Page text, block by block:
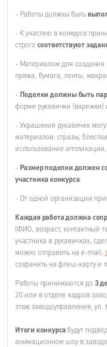
- Работы должны быть
- К участию в конкурсе
строго соответствуют
- Материалом для создания
пряжа, бумага, ленты,
- Поделки должны быть
форме рукавички (варежки)
- Украшения рукавичек
материалов: стразы,
использование
- Размер поделки должен
участника конкурса
- От одной организации
Каждая работа должна
(ФИО, возраст, контактный
участника в рукавичках,
можно отправить на e-mail:
сохранить на флеш-карту и
Работы принимаются до 3
20 или в отделе кадров
этаж заводоуправления, ул.
Итоги конкурса будут
анимационном шоу в